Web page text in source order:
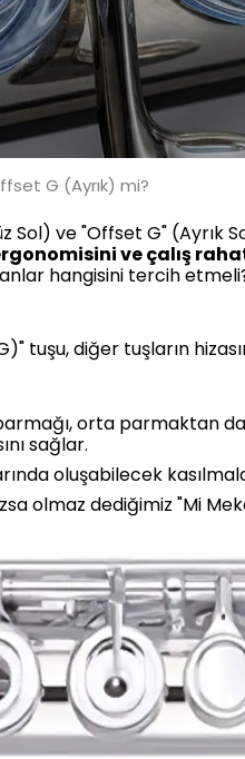
G (Ayrık) mi?
Sol) ve "Offset G" (Ayrık
ve çalış
hangisini tercih etmeli?
tuşu, diğer tuşların
orta parmaktan
sağlar.
oluşabilecek
olmaz dediğimiz "Mi